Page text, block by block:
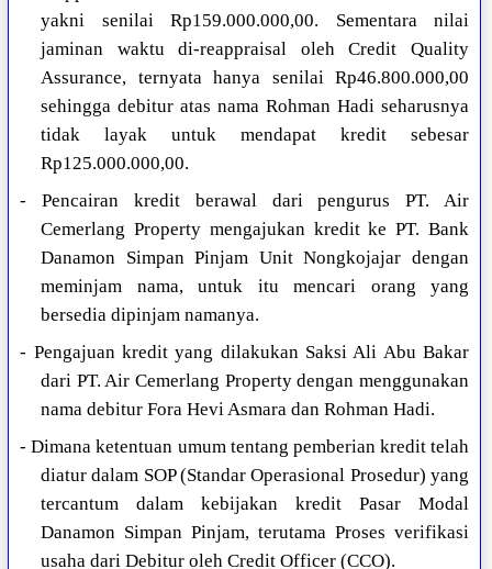
yakni senilai Rp159.000.000,00. Sementara nilai
jaminan waktu di-reappraisal oleh Credit Quality
Assurance, ternyata hanya senilai Rp46.800.000,00
sehingga debitur atas nama Rohman Hadi seharusnya
tidak layak untuk mendapat kredit sebesar
Rp125.000.000,00.
- Pencairan kredit berawal dari pengurus PT. Air
Cemerlang Property mengajukan kredit ke PT. Bank
Danamon Simpan Pinjam Unit Nongkojajar dengan
meminjam nama, untuk itu mencari orang yang
bersedia dipinjam namanya.
- Pengajuan kredit yang dilakukan Saksi Ali Abu Bakar
dari PT. Air Cemerlang Property dengan menggunakan
nama debitur Fora Hevi Asmara dan Rohman Hadi.
- Dimana ketentuan umum tentang pemberian kredit telah
diatur dalam SOP (Standar Operasional Prosedur) yang
tercantum dalam kebijakan kredit Pasar Modal
Danamon Simpan Pinjam, terutama Proses verifikasi
usaha dari Debitur oleh Credit Officer (CCO).